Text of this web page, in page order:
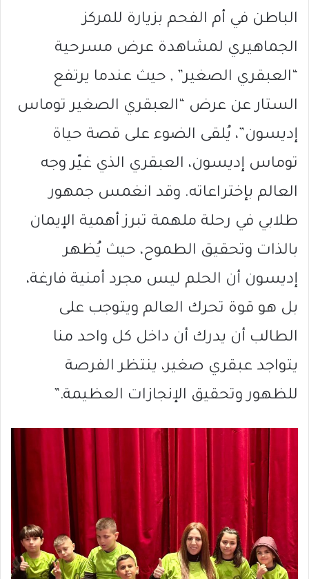
الباطن في أم الفحم بزيارة للمركز
الجماهيري لمشاهدة عرض مسرحية
“العبقري الصغير” , حيث عندما يرتفع
الستار عن عرض “العبقري الصغير توماس
إديسون”، يُلقى الضوء على قصة حياة
توماس إديسون، العبقري الذي غيّر وجه
العالم بإختراعاته. وقد انغمس جمهور
طلابي في رحلة ملهمة تبرز أهمية الإيمان
بالذات وتحقيق الطموح، حيث يُظهر
إديسون أن الحلم ليس مجرد أمنية فارغة،
بل هو قوة تحرك العالم ويتوجب على
الطالب أن يدرك أن داخل كل واحد منا
يتواجد عبقري صغير، ينتظر الفرصة
للظهور وتحقيق الإنجازات العظيمة.”